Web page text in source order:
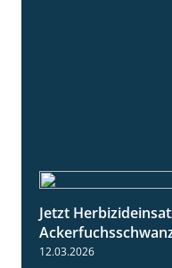
Jetzt
12.03.2026